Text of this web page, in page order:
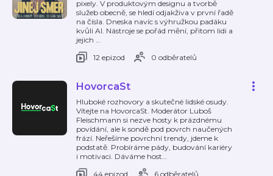
pixely. V produktovým designu a tvorbě
služeb obecně, se hledí odjakživa v první řadě
na čísla. Dneska navíc s výhružkou padáku
kvůli AI. Nástroje se pořád mění, přitom lidi a
jejich …
12 epizod
0 odběratelů
HovorcaSt
Hluboké rozhovory a skutečné lidské osudy.
Vítejte na HovorcaSt. Moderátor Luboš
Fleischmann si nezve hosty k prázdnému
povídání, ale k sondě pod povrch naučených
frází. Neřešíme povrchní trendy, jdeme k
podstatě. Probíráme pády, budování kariéry
i motivaci. Dáváme host…
44 epizod
6 odběratelů